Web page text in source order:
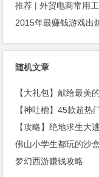
推荐 | 外贸电商常用
随机文章
【大礼包】献给最美
【神吐槽】45款超热
【攻略】绝地求生大
梦幻西游赚钱攻略